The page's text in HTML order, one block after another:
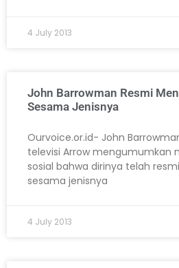
4 July 2013
John Barrowman Resmi
Sesama Jenisnya
Ourvoice.or.id- John
televisi Arrow mengumumkan
sosial bahwa dirinya telah
sesama jenisnya
4 July 2013